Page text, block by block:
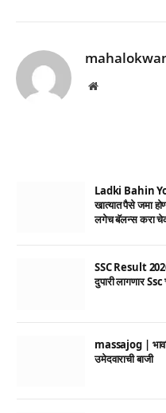
Website
Ladki Bahin
खात्यात पैसे जमा
लगेच बॅलन्स करा
SSC Result 2026
दुपारी लागणार
massajog |
उमेदवाराची बाजी